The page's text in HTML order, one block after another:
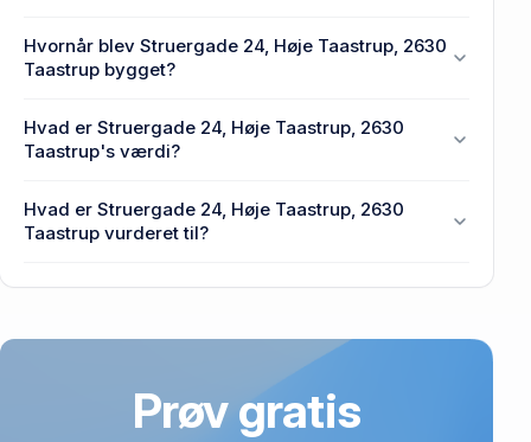
24, Høje Taastrup, 2630 Taastrup.
Hvornår blev Struergade 24, Høje Taastrup, 2630
Taastrup bygget?
Struergade 24, Høje Taastrup, 2630 Taastrup.
Hvad er Struergade 24, Høje Taastrup, 2630
Taastrup's værdi?
Taastrup, 2630 Taastrup senest blev handlet i 1987.
Hvad er Struergade 24, Høje Taastrup, 2630
Taastrup vurderet til?
Prøv gratis